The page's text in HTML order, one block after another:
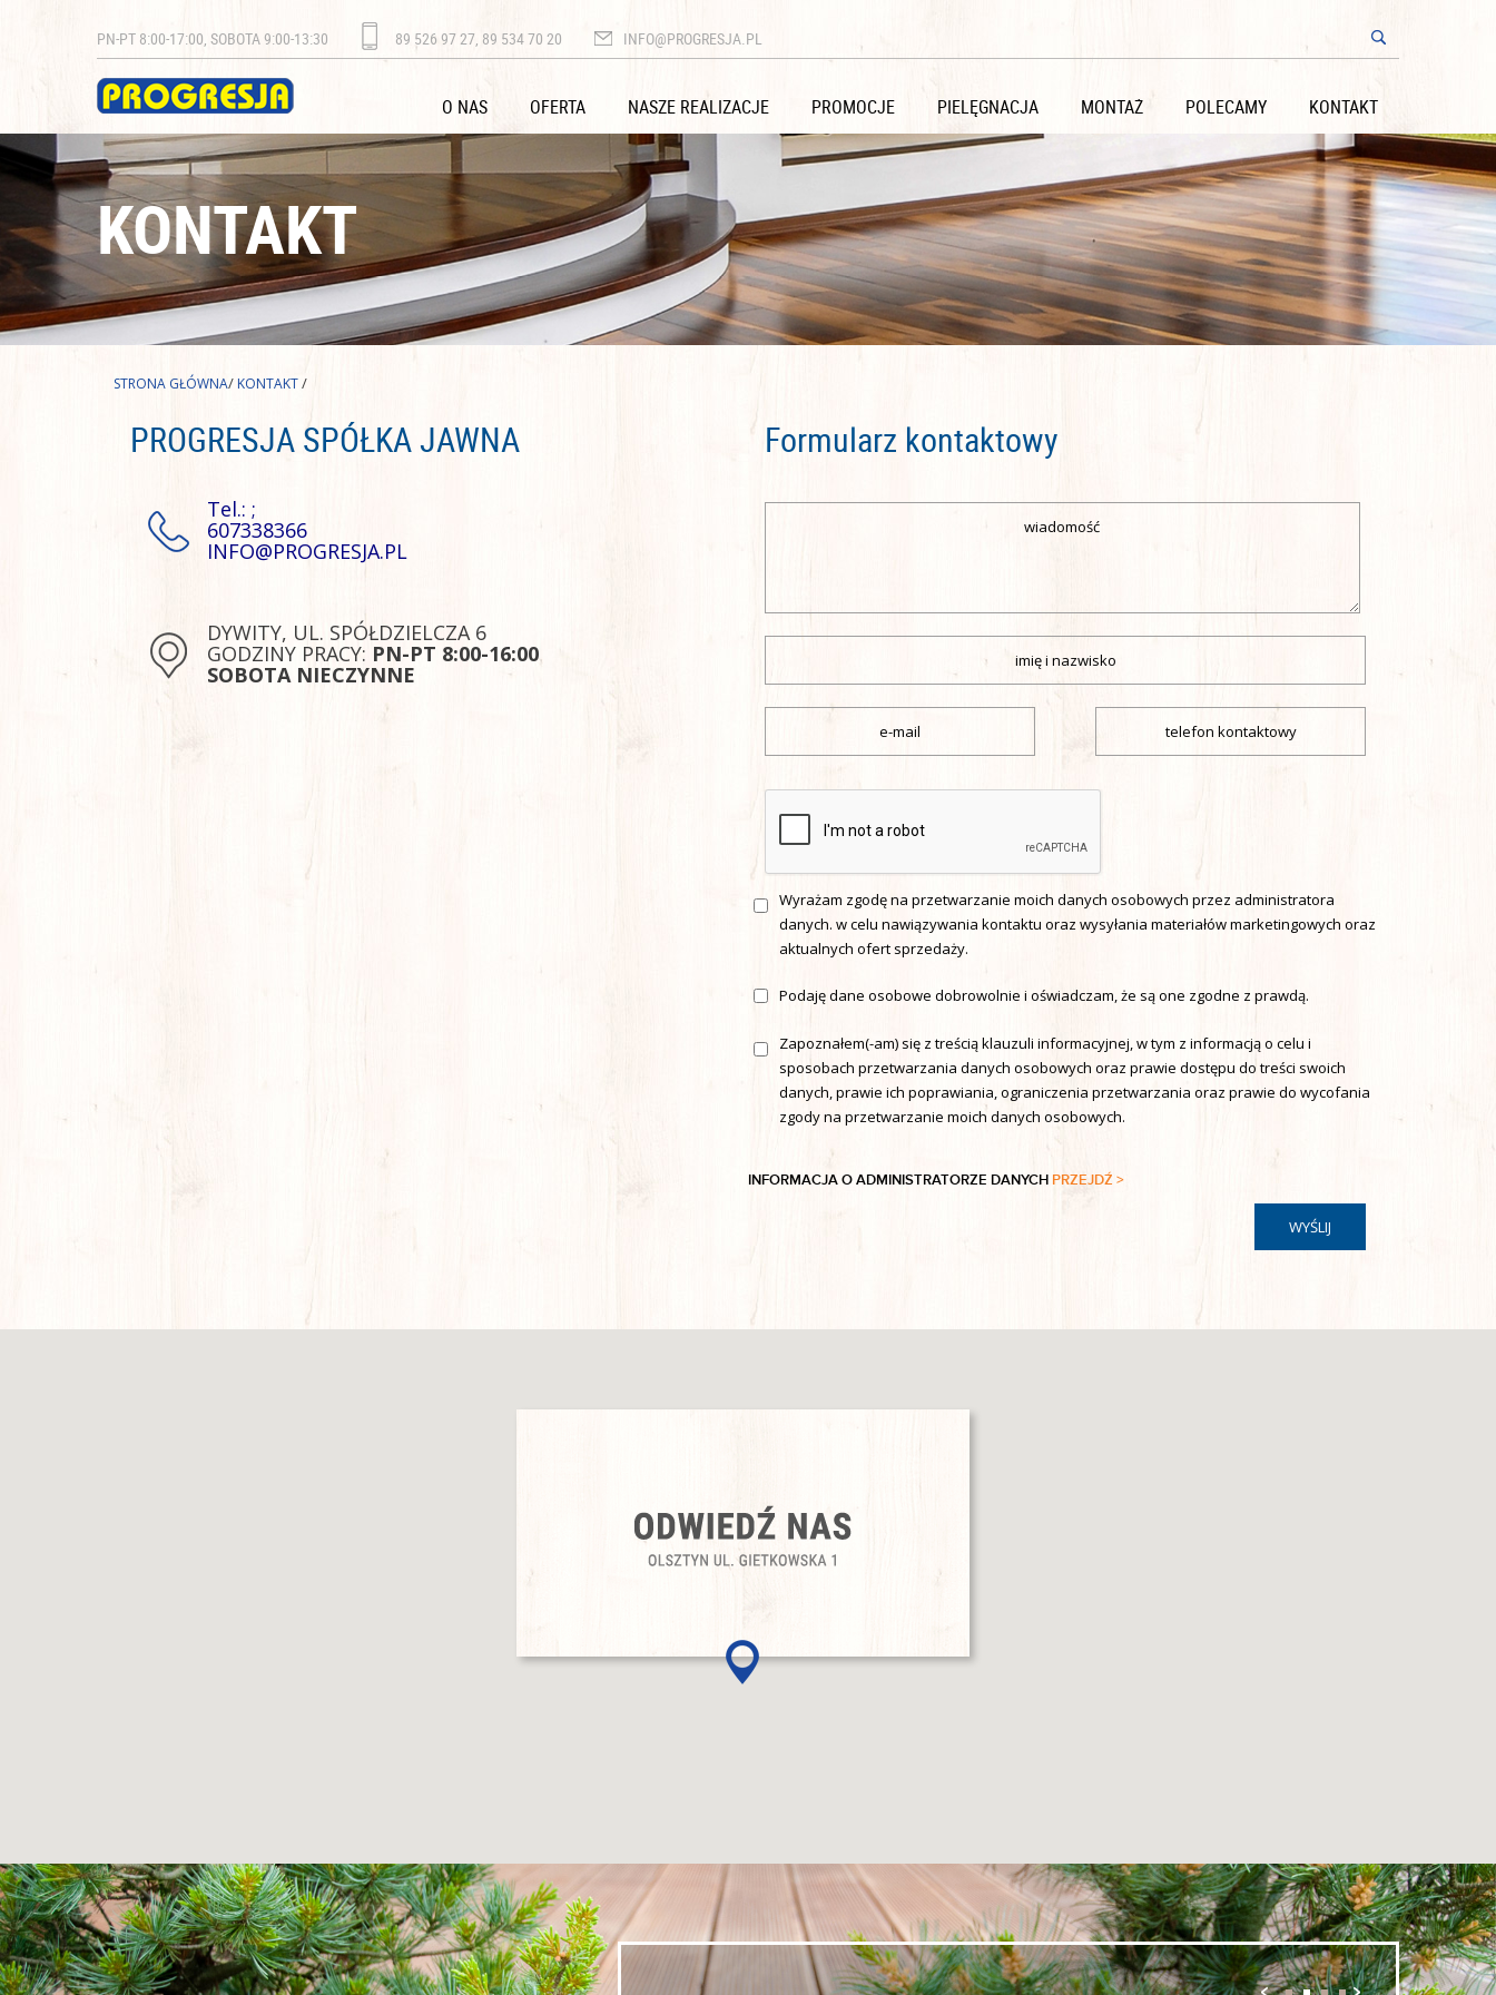
PN-PT 8:00-17:00, SOBOTA 9:00-13:30 89 526 97 27, 89 534 70 20 INFO@PROGRESJA.PL
O NAS OFERTA NASZE REALIZACJE PROMOCJE PIELĘGNACJA MONTAŻ POLECAMY KONTAKT
KONTAKT
STRONA GŁÓWNA/ KONTAKT/
PROGRESJA SPÓŁKA JAWNA
Tel.: ;
607338366
INFO@PROGRESJA.PL
DYWITY, UL. SPÓŁDZIELCZA 6
GODZINY PRACY: PN-PT 8:00-16:00
SOBOTA NIECZYNNE
Formularz kontaktowy
Wyrażam zgodę na przetwarzanie moich danych osobowych przez administratora
danych. w celu nawiązywania kontaktu oraz wysyłania materiałów marketingowych oraz
aktualnych ofert sprzedaży.
Podaję dane osobowe dobrowolnie i oświadczam, że są one zgodne z prawdą.
Zapoznałem(-am) się z treścią klauzuli informacyjnej, w tym z informacją o celu i
sposobach przetwarzania danych osobowych oraz prawie dostępu do treści swoich
danych, prawie ich poprawiania, ograniczenia przetwarzania oraz prawie do wycofania
zgody na przetwarzanie moich danych osobowych.
INFORMACJA O ADMINISTRATORZE DANYCH PRZEJDŹ >
WYŚLIJ